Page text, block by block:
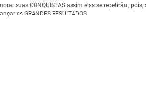
suas CONQUISTAS assim elas se repetirão , pois,
os GRANDES RESULTADOS.